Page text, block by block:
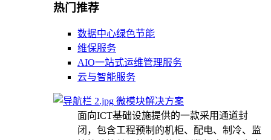
热门推荐
数据中心绿色节能
维保服务
AIO一站式运维管理服务
云与智能服务
微模块解决方案
面向ICT基础设施提供的一款采用通道封
闭，包含工程预制的机柜、配电、制冷、监